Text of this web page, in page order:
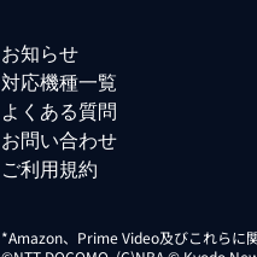
お知らせ
対応機種一覧
よくある質問
お問い合わせ
ご利用規約
*Amazon、Prime Video及びこれらに